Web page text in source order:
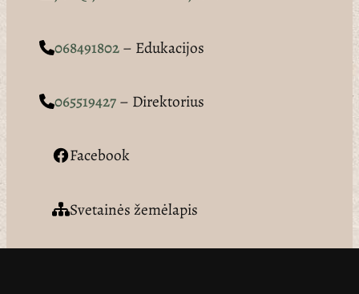
068491802– Edukacijos
065519427– Direktorius
Facebook
Svetainės žemėlapis